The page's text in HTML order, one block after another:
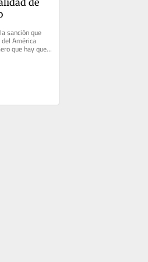
sanción que
América
que hay que